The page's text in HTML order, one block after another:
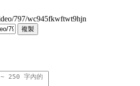
797/wc945fkwftwt9hjn
複製